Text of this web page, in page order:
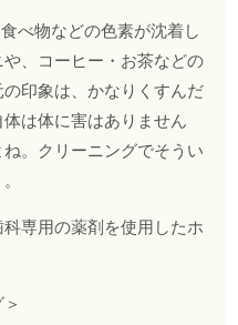
べ物などの色素が沈着し
、コーヒー・お茶などの
印象は、かなりくすんだ
は体に害はありません
。クリーニングでそうい
専用の薬剤を使用したホ